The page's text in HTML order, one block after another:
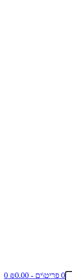
0 פריט\ים - ₪0.00 0